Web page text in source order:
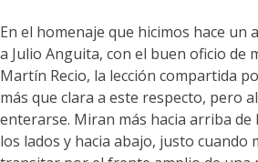
En el homenaje que hicimos hace un
a Julio Anguita, con el buen oficio de
Martín Recio, la lección compartida
más que clara a este respecto, pero
enterarse. Miran más hacia arriba de
los lados y hacia abajo, justo cuando